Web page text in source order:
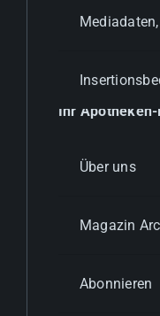
Ihr
Über uns
Magazin
Abonnieren